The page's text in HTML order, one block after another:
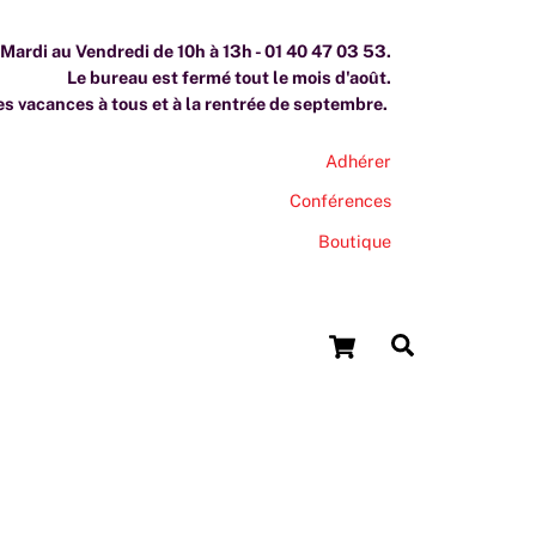
Cart
au Vendredi de 10h à 13h - 01 40 47 03 53.
Le bureau est fermé tout le mois d'août.
vacances à tous et à la rentrée de septembre.
Adhérer
Conférences
Boutique